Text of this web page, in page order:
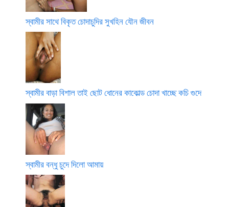
স্বামীর সাথে বিকৃত চোদাচুদির সুখহিন যৌন জীবন
স্বামীর বাড়া বিশাল তাই ছোট ধোনের কাকোল্ড চোদা খাচ্ছে কচি গুদে
স্বামীর বন্ধু চুদে দিলো আমায়